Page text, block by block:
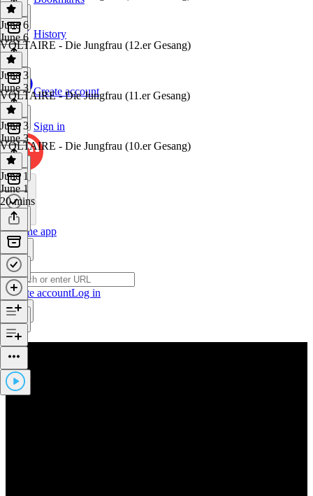
History
Create account
Sign in
Get the app
Create accountLog in
June 6
June 6
VOLTAIRE - Die Jungfrau (12.er Gesang)
June 3
June 3
VOLTAIRE - Die Jungfrau (11.er Gesang)
June 3
June 3
VOLTAIRE - Die Jungfrau (10.er Gesang)
June 1
June 1
20 mins